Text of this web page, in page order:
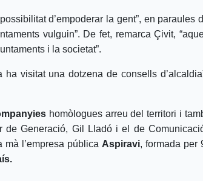
d’empoderar la gent”, en paraules
vulguin”. De fet, remarca Çivit,
i la societat”.
visitat una dotzena de consells
homòlogues arreu del territori i
de Generació, Gil Lladó i el de
mà l’empresa pública Aspiravi, formada per